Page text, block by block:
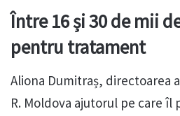
Între 16 și 30 de mii
pentru tratament
Aliona Dumitraș, directoarea
R. Moldova ajutorul pe care îl